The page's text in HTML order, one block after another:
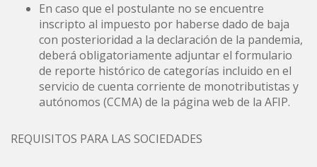
En caso que el postulante no se encuentre
inscripto al impuesto por haberse dado de baja
con posterioridad a la declaración de la pandemia,
deberá obligatoriamente adjuntar el formulario
de reporte histórico de categorías incluido en el
servicio de cuenta corriente de monotributistas y
autónomos (CCMA) de la página web de la AFIP.
REQUISITOS PARA LAS SOCIEDADES